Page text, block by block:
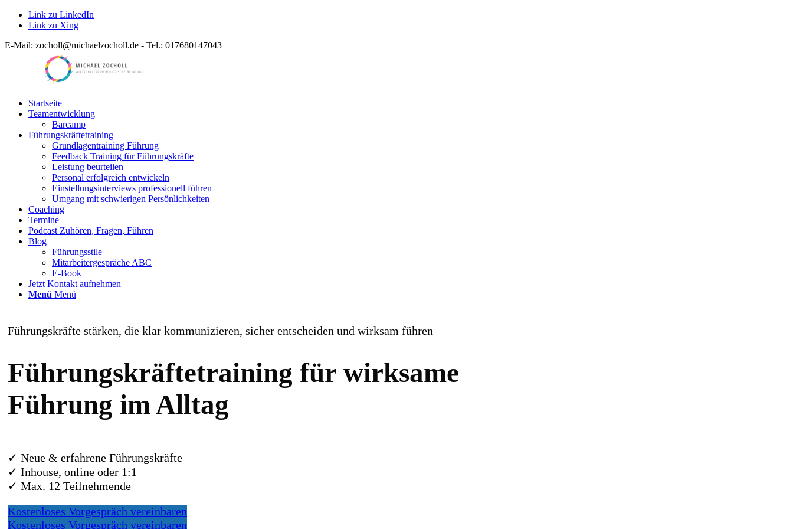
Link zu LinkedIn
Link zu Xing
E-Mail: zocholl@michaelzocholl.de - Tel.: 017680147043
Startseite
Teamentwicklung
Barcamp
Führungskräftetraining
Grundlagentraining Führung
Feedback Training für Führungskräfte
Leistung beurteilen
Personal erfolgreich entwickeln
Einstellungsinterviews professionell führen
Umgang mit schwierigen Persönlichkeiten
Coaching
Termine
Podcast Zuhören, Fragen, Führen
Blog
Führungsstile
Mitarbeitergespräche ABC
E-Book
Jetzt Kontakt aufnehmen
Menü Menü
Führungskräfte stärken, die klar kommunizieren, sicher entscheiden und wirksam führen
Führungskräftetraining für wirksame
Führung im Alltag
✓ Neue & erfahrene Führungskräfte
✓ Inhouse, online oder 1:1
✓ Max. 12 Teilnehmende
Kostenloses Vorgespräch vereinbaren
Kostenloses Vorgespräch vereinbaren